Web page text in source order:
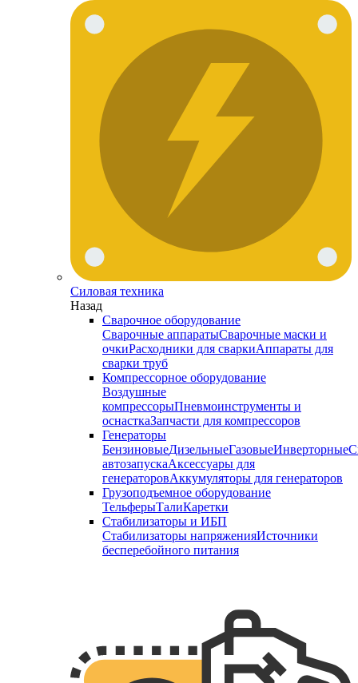
Силовая техника
Назад
Сварочное оборудование
Сварочные аппаратыСварочные маски и
очкиРасходники для сваркиАппараты для
сварки труб
Компрессорное оборудование
Воздушные
компрессорыПневмоинструменты и
оснасткаЗапчасти для компрессоров
Генераторы
БензиновыеДизельныеГазовыеИнверторные
автозапускаАксессуары для
генераторовАккумуляторы для генераторов
Грузоподъемное оборудование
ТельферыТалиКаретки
Стабилизаторы и ИБП
Стабилизаторы напряженияИсточники
бесперебойного питания